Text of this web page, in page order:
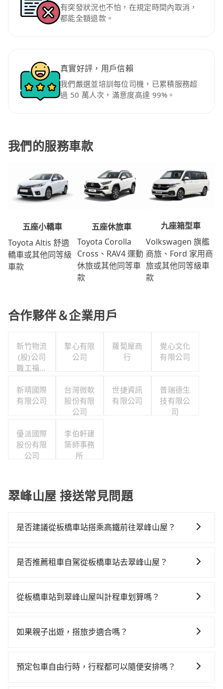
有突發狀況也不怕，在規定時間內取消，
都能全額退款。
真實好評，用戶信賴
我們嚴選並培訓每位司機，已累積服務超
過 50 萬人次，滿意度高達 99%。
我們的服務車款
五座小轎車
Toyota Altis 舒適
轎車或其他同等級
車款
五座休旅車
Toyota Corolla
Cross、RAV4 運動
休旅或其他同等車
款
九座箱型車
Volkswagen 旗艦
商旅、Ford 家用商
旅或其他同等級車
款
合作夥伴＆企業用戶
新竹物流
(股)公司
職工福利
摯心有限
公司
蘿蔔屋商
行
覺心文化
有限公司
新晴國際
有限公司
台灣微軟
股份有限
公司
世捷資訊
有限公司
普瑞德生
技有限公
司
優派國際
股份有限
公司
李伯軒建
築師事務
所
翠峰山屋 接送常見問題
是否建議從板橋車站搭乘高鐵前往翠峰山屋？
貴、費時、轉車麻煩！板橋-南港雖然一天最多時有92班
橋區) 出發，步行進入高鐵站約10分鐘，現場買票或月台
分鐘出站、等待車站前排班的計程車，搭上小黃後約花
同行，高鐵加轉乘之平均每人花費為800元。但如果全程
是否推薦租車自駕從板橋車站去翠峰山屋？
時不需要閉目養神（因為要自己開車），最重要的是你
$115~205承租小轎車，每公里再額外加收$3.2，從板橋
回），雖已將eTag和可能的每小時40元路邊停車費用預
從板橋車站到翠峰山屋叫計程車划算嗎？
灣大車隊、Uber、Line Taxi、Yoxi等，如果在路邊攔不
里程跳錶計算，價格約為2,315~2,800元間，若改選
如果親子出遊，搭旅步適合嗎？
椅及兒童用增高墊供您選購(租借300元/個)，讓您和孩子
預定包車自由行時，行程都可以隨便安排嗎？